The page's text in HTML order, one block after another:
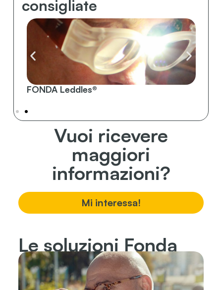
consigliate
FONDA Leddles®
Vuoi ricevere
maggiori
informazioni?
Mi interessa!
Le soluzioni Fonda